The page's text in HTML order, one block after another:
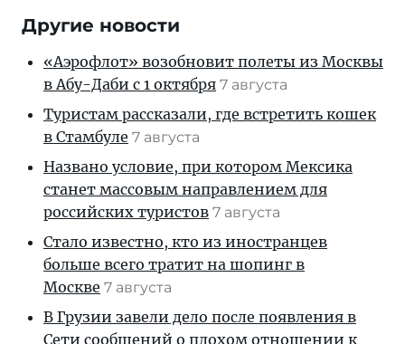
Другие новости
«Аэрофлот» возобновит полеты из Москвы
в Абу-Даби с 1 октября 7 августа
Туристам рассказали, где встретить кошек
в Стамбуле 7 августа
Названо условие, при котором Мексика
станет массовым направлением для
российских туристов 7 августа
Стало известно, кто из иностранцев
больше всего тратит на шопинг в
Москве 7 августа
В Грузии завели дело после появления в
Сети сообщений о плохом отношении к